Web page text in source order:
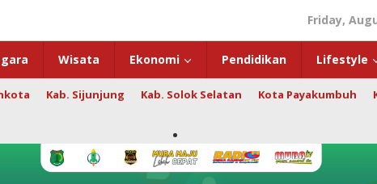
Friday,
Wisata Ekonomi Pendidikan Lifestyle
Kab. Sijunjung Kab. Solok Selatan Kota Payakumbuh